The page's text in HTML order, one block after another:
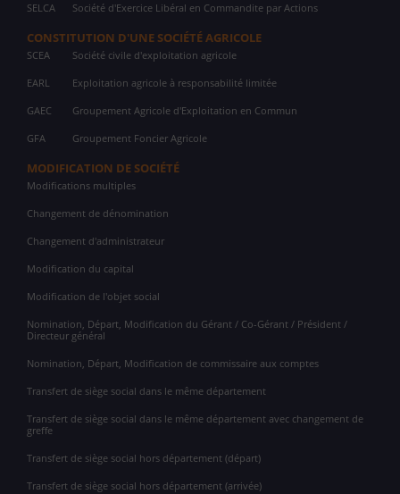
SELCA Société d'Exercice Libéral en Commandite par Actions
CONSTITUTION D'UNE SOCIÉTÉ AGRICOLE
SCEA Société civile d'exploitation agricole
EARL Exploitation agricole à responsabilité limitée
GAEC Groupement Agricole d'Exploitation en Commun
GFA Groupement Foncier Agricole
MODIFICATION DE SOCIÉTÉ
Modifications multiples
Changement de dénomination
Changement d'administrateur
Modification du capital
Modification de l'objet social
Nomination, Départ, Modification du Gérant / Co-Gérant / Président /
Directeur général
Nomination, Départ, Modification de commissaire aux comptes
Transfert de siège social dans le même département
Transfert de siège social dans le même département avec changement de
greffe
Transfert de siège social hors département (départ)
Transfert de siège social hors département (arrivée)